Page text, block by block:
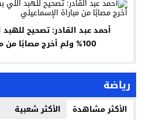
أحمد عبد القادر: تصحيح
100% ولم أخرج مصابًا من مباراة الإسماعيلي
رياضة
الأكثر مشاهدة الأكثر شعبية